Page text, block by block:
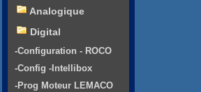
Analogique
Digital
-Configuration - ROCO
-Config -Intellibox
-Prog Moteur LEMACO